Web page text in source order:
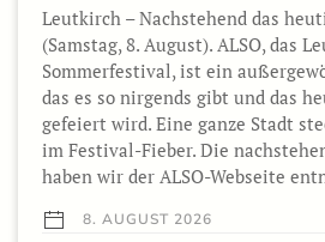
Leutkirch – Nachstehend das
(Samstag, 8. August). ALSO, das
Sommerfestival, ist ein
das es so nirgends gibt und das
gefeiert wird. Eine ganze Stadt
im Festival-Fieber. Die
haben wir der ALSO-Webseite
8. AUGUST 2026